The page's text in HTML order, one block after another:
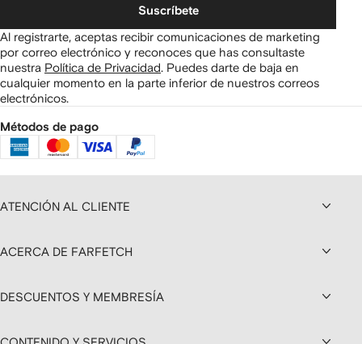
Suscríbete
Al registrarte, aceptas recibir comunicaciones de marketing
por correo electrónico y reconoces que has consultaste
nuestra Política de Privacidad Puedes darte de baja en
cualquier momento en la parte inferior de nuestros correos
electrónicos.
Métodos de pago
ATENCIÓN AL CLIENTE
ACERCA DE FARFETCH
DESCUENTOS Y MEMBRESÍA
CONTENIDO Y SERVICIOS